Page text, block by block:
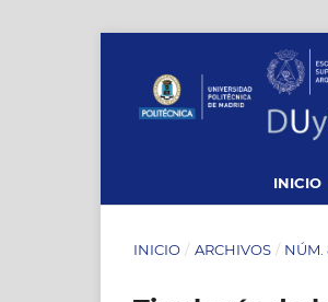
INICIO
INICIO / ARCHIVOS / NÚM.